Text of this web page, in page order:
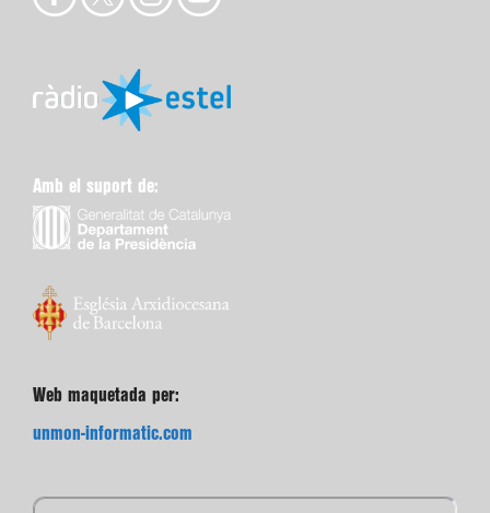
Amb el suport de:
Web maquetada per:
unmon-informatic.com